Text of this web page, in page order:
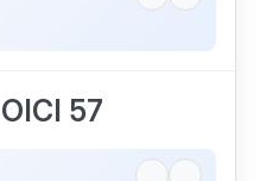
57